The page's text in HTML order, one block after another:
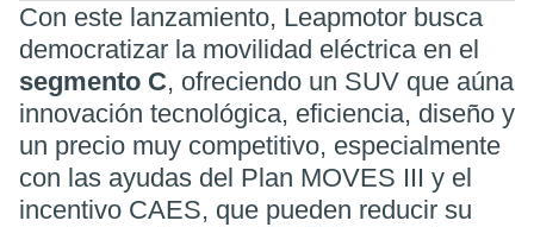
Con este lanzamiento, Leapmotor busca
democratizar la movilidad eléctrica en el
segmento C, ofreciendo un SUV que aúna
innovación tecnológica, eficiencia, diseño y
un precio muy competitivo, especialmente
con las ayudas del Plan MOVES III y el
incentivo CAES, que pueden reducir su